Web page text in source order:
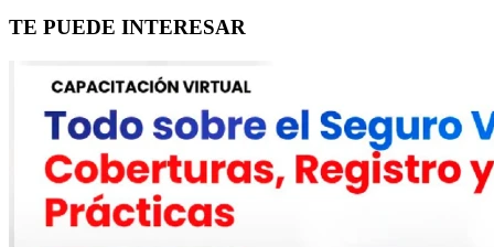
TE PUEDE INTERESAR